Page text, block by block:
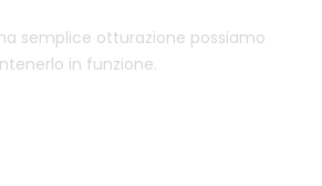
semplice otturazione possiamo
in funzione.